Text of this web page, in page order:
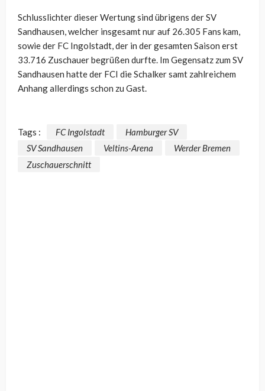
Schlusslichter dieser Wertung sind übrigens der SV
Sandhausen, welcher insgesamt nur auf 26.305 Fans kam,
sowie der FC Ingolstadt, der in der gesamten Saison erst
33.716 Zuschauer begrüßen durfte. Im Gegensatz zum SV
Sandhausen hatte der FCI die Schalker samt zahlreichem
Anhang allerdings schon zu Gast.
Tags : FC Ingolstadt
Hamburger SV
SV Sandhausen
Veltins-Arena
Werder Bremen
Zuschauerschnitt